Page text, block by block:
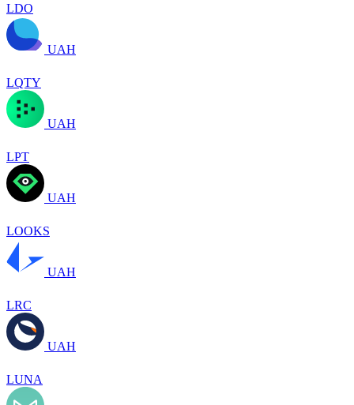
LDO
UAH
LQTY
UAH
LPT
UAH
LOOKS
UAH
LRC
UAH
LUNA